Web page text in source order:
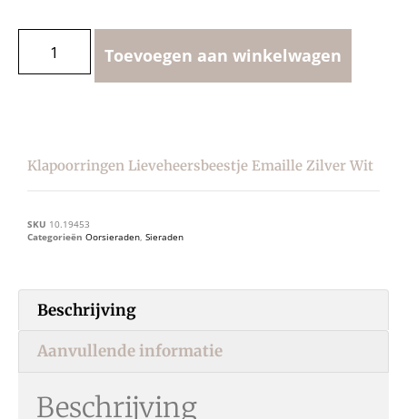
Toevoegen aan winkelwagen
Klapoorringen Lieveheersbeestje Emaille Zilver Wit
SKU 10.19453
Categorieën Oorsieraden, Sieraden
Beschrijving
Aanvullende informatie
Beschrijving